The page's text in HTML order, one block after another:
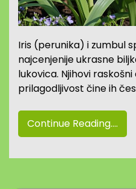
Iris (perunika) i zumbul
najcenjenije ukrasne
lukovica. Njihovi
prilagodljivost čine ih
Continue Reading....